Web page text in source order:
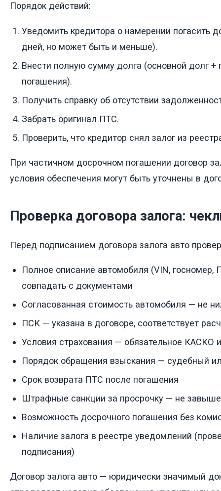
Порядок действий:
Уведомить кредитора о намерении погасить
дней, но может быть и меньше).
Внести полную сумму долга (основной долг +
погашения).
Получить справку об отсутствии
Забрать оригинал ПТС.
Проверить, что кредитор снял залог из
При частичном досрочном погашении договор
условия обеспечения могут быть уточнены в
Проверка договора залога:
Перед подписанием договора залога авто
Полное описание автомобиля (VIN,
совпадать с документами
Согласованная стоимость автомобиля — не
ПСК — указана в договоре, соответствует
Условия страхования — обязательное КАСКО
Порядок обращения взыскания — судебный
Срок возврата ПТС после погашения
Штрафные санкции за просрочку — не
Возможность досрочного погашения без
Наличие залога в реестре уведомлений
подписания)
Договор залога авто — юридически значимый